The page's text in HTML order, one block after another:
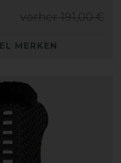
MERKEN